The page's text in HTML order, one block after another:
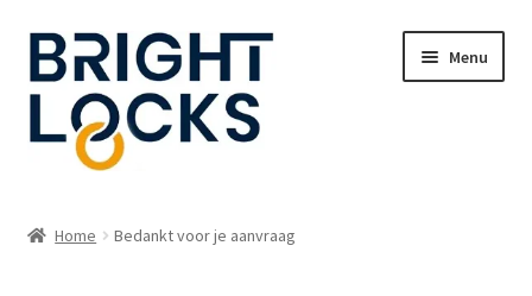
Ga
door
naar
navigatie
Ga
naar
de
inhoud
Menu
Home Bedankt voor je aanvraag